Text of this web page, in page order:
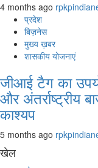
4 months ago
प्रदेश
बिज़नेस
मुख्य ख़बर
शासकीय योजनाएं
जीआई टैग का
और अंतर्राष्ट्रीय
काश्यप
5 months ago
खेल